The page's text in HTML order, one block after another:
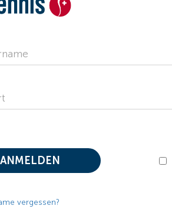
ANMELDEN
vergessen?